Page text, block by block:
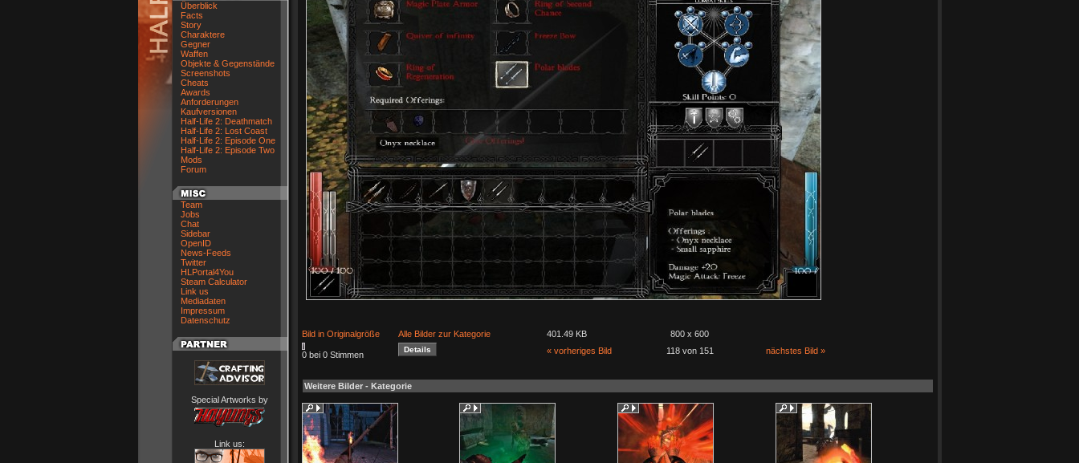
Überblick
Facts
Story
Charaktere
Gegner
Waffen
Objekte & Gegenstände
Screenshots
Cheats
Awards
Anforderungen
Kaufversionen
Half-Life 2: Deathmatch
Half-Life 2: Lost Coast
Half-Life 2: Episode One
Half-Life 2: Episode Two
Mods
Forum
Team
Jobs
Chat
Sidebar
OpenID
News-Feeds
Twitter
HLPortal4You
Steam Calculator
Link us
Mediadaten
Impressum
Datenschutz
Special Artworks by
Link us:
Bild in Originalgröße Alle Bilder zur Kategorie 401.49 KB 800 x 600
0 bei 0 Stimmen « vorheriges Bild 118 von 151 nächstes Bild »
Weitere Bilder - Kategorie